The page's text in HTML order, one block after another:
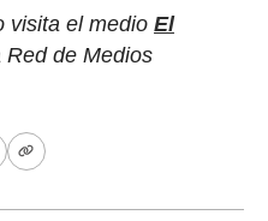
visita el medio El
Red de Medios